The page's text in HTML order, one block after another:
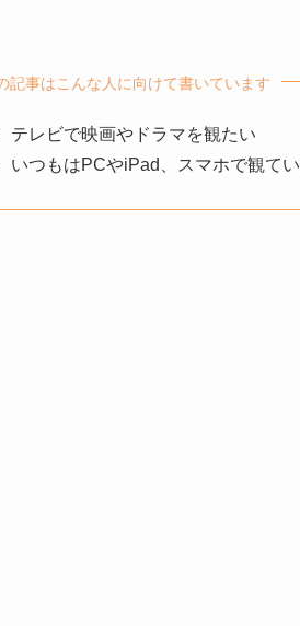
記事はこんな人に向けて書いています
テレビで映画やドラマを観たい
いつもはPCやiPad、スマホで観て